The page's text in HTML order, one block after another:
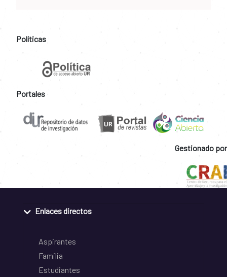
Políticas
Portales
Gestionado por
Enlaces directos
Aspirantes
Familia
Estudiantes